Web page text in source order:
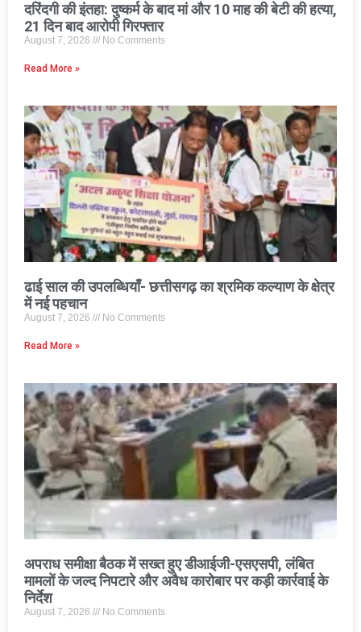
दरिंदगी की इंतहा: दुष्कर्म के बाद मां और 10 माह की बेटी की हत्या,
21 दिन बाद आरोपी गिरफ्तार
August 7, 2026 No Comments
Read More »
ढाई साल की उपलब्धियाँ- छत्तीसगढ़ का श्रमिक कल्याण के क्षेत्र
में नई पहचान
August 7, 2026 No Comments
Read More »
अपराध समीक्षा बैठक में सख्त हुए डीआईजी-एसएसपी, लंबित
मामलों के जल्द निपटारे और अवैध कारोबार पर कड़ी कार्रवाई के
निर्देश
August 7, 2026 No Comments